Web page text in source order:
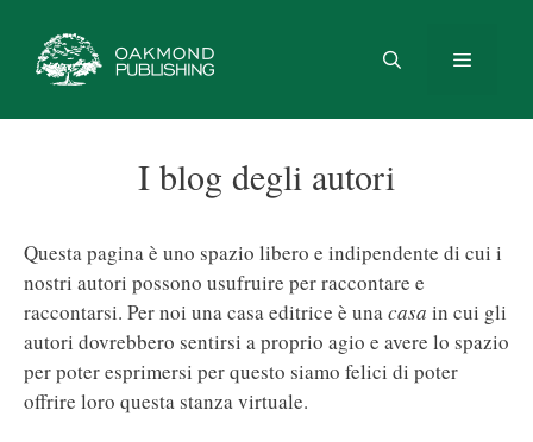
contenuto
I blog degli autori
Questa pagina è uno spazio libero e indipendente di cui i
nostri autori possono usufruire per raccontare e
raccontarsi. Per noi una casa editrice è unacasa in cui gli
autori dovrebbero sentirsi a proprio agio e avere lo spazio
per poter esprimersi per questo siamo felici di poter
offrire loro questa stanza virtuale.